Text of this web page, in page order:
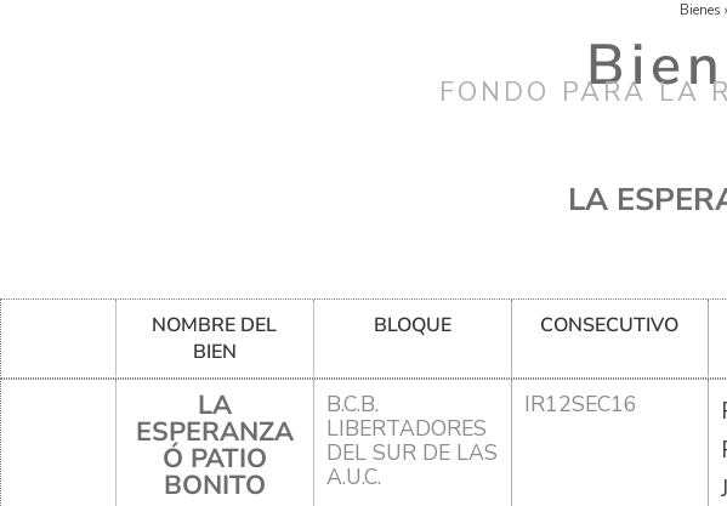
Bienes
FONDO PARA LA
LA
NOMBRE DEL
BIEN
BLOQUE CONSECUTIVO
LA
ESPERANZA
Ó PATIO
BONITO
B.C.B.
LIBERTADORES
DEL SUR DE LAS
A.U.C.
IR12SEC16